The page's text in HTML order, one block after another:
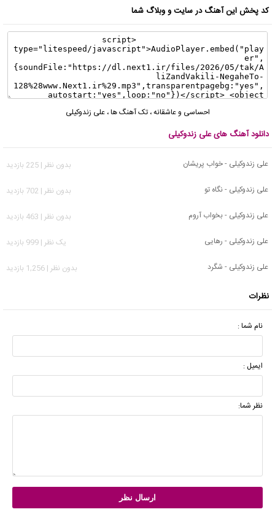
کد پخش این آهنگ در سایت و وبلاگ شما
احساسی و عاشقانه،تک آهنگ ها،علی زندوکیلی
دانلود آهنگ های علی زندوکیلی
علی زندوکیلی - خواب پریشان
بدون نظر | 225 بازدید
علی زندوکیلی - نگاه تو
بدون نظر | 702 بازدید
علی زندوکیلی - بخواب آروم
بدون نظر | 463 بازدید
علی زندوکیلی - رهایی
يک نظر | 999 بازدید
علی زندوکیلی - شگرد
بدون نظر | 1,256 بازدید
نظرات
نام شما :
ایمیل :
نظر شما: